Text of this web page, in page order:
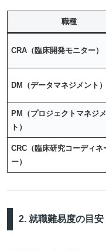
職種
CRA（臨床開発モニター）
DM（データマネジメント）
PM（プロジェクトマネジ
ト）
CRC（臨床研究コーディネ
ー）
2. 就職難易度の目安